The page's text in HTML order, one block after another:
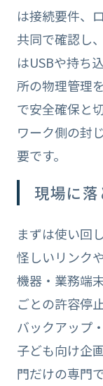
は接続要件、
共同で確認し
はUSBや持ち
所の物理管理
で安全確保と
ワーク側の封
要です。
現場に
まずは使い回
怪しいリンク
機器・業務端
ごとの許容停
バックアップ
子ども向け企
門だけの専門